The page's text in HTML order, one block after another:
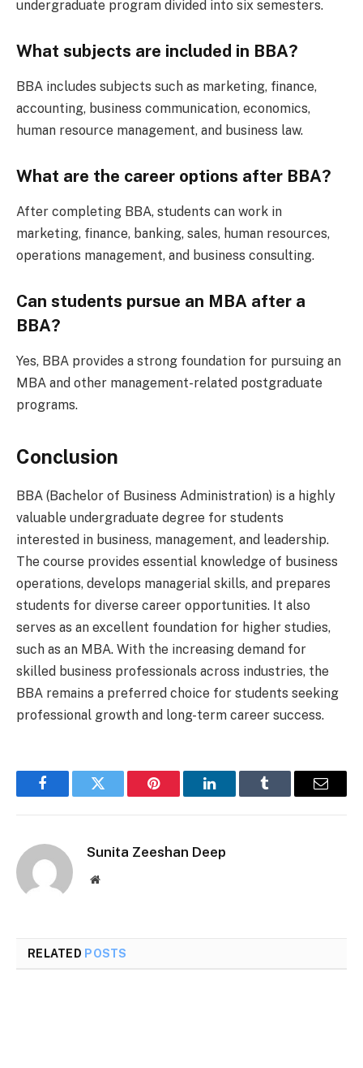
undergraduate program divided into six semesters.
What subjects are included in BBA?
BBA includes subjects such as marketing, finance,
accounting, business communication, economics,
human resource management, and business law.
What are the career options after BBA?
After completing BBA, students can work in
marketing, finance, banking, sales, human resources,
operations management, and business consulting.
Can students pursue an MBA after a
BBA?
Yes, BBA provides a strong foundation for pursuing an
MBA and other management-related postgraduate
programs.
Conclusion
BBA (Bachelor of Business Administration) is a highly
valuable undergraduate degree for students
interested in business, management, and leadership.
The course provides essential knowledge of business
operations, develops managerial skills, and prepares
students for diverse career opportunities. It also
serves as an excellent foundation for higher studies,
such as an MBA. With the increasing demand for
skilled business professionals across industries, the
BBA remains a preferred choice for students seeking
professional growth and long-term career success.
FacebookTwitter Pinterest LinkedInTumblr Email
Sunita Zeeshan Deep
Website
RELATED POSTS